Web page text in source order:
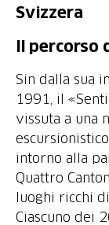
Svizzera
Il percorso
Sin dalla sua
1991, il
vissuta a una
intorno alla
Quattro
luoghi ricchi
Ciascuno dei